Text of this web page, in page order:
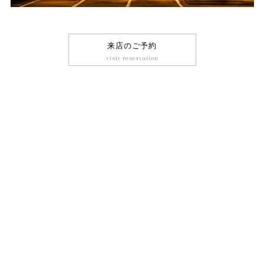
来店のご予約
visit reservation